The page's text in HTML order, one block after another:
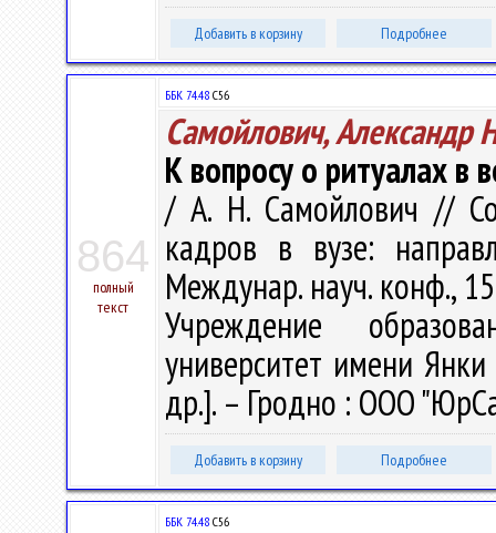
Добавить в корзину Подробнее
864
полный
текст
ББК 74.48 С56
Самойлович, Александр
К вопросу о ритуалах в
/ А. Н. Самойлович //
кадров в вузе:
Междунар. науч. конф.,
Учреждение
университет имени
др.]. – Гродно : ООО
Добавить в корзину Подробнее
ББК 74.48 С56